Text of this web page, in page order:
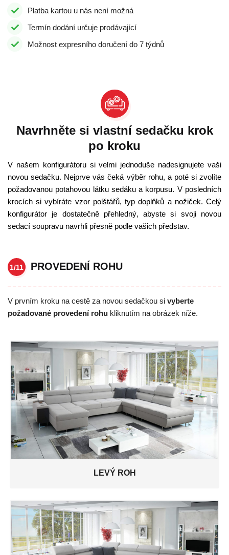
Platba kartou u nás není možná
Termín dodání určuje prodávající
Možnost expresního doručení do 7 týdnů
Navrhněte si vlastní sedačku krok
po kroku
V našem konfigurátoru si velmi jednoduše nadesignujete vaši
novou sedačku. Nejprve vás čeká výběr rohu, a poté si zvolíte
požadovanou potahovou látku sedáku a korpusu. V posledních
krocích si vybíráte vzor polštářů, typ doplňků a nožiček. Celý
konfigurátor je dostatečně přehledný, abyste si svoji novou
sedací soupravu navrhli přesně podle vašich představ.
1/11 PROVEDENÍ ROHU
V prvním kroku na cestě za novou sedačkou si vyberte
požadované provedení rohu kliknutím na obrázek níže.
LEVÝ ROH